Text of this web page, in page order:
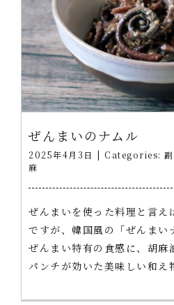
ぜんまいのナムル
2025年4月3日 | Categories:
麻
ぜんまいを使った料理と言え
ですが、韓国風の「ぜんまい
ぜんまい特有の食感に、胡麻
パンチが効いた美味しい和え